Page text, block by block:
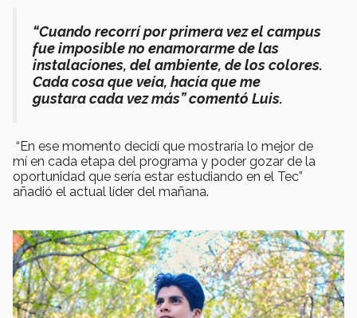
“Cuando recorrí por primera vez el campus
fue imposible no enamorarme de las
instalaciones, del ambiente, de los colores.
Cada cosa que veía, hacía que me
gustara cada vez más” comentó Luis.
“En ese momento decidí que mostraría lo mejor de
mí en cada etapa del programa y poder gozar de la
oportunidad que sería estar estudiando en el Tec”
añadió el actual líder del mañana.